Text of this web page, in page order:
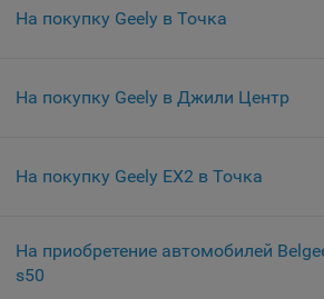
На покупку Geely в Точка
На покупку Geely в Джили Центр
На покупку Geely EX2 в Точка
На приобретение автомобилей
s50